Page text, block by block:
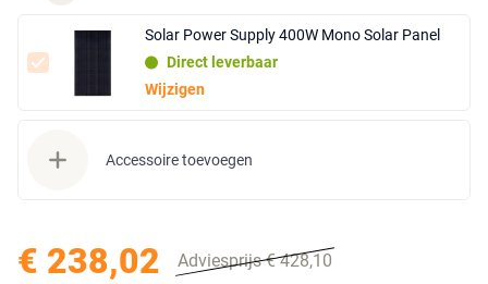
Solar Power Supply 400W Mono Solar Panel
Direct leverbaar
Wijzigen
Accessoire toevoegen
€ 238,02 Adviesprijs € 428,10